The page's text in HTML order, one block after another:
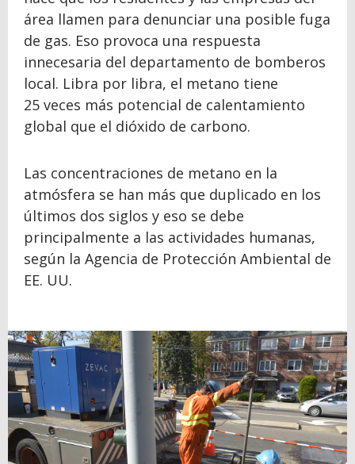
área llamen para denunciar una posible fuga
de gas. Eso provoca una respuesta
innecesaria del departamento de bomberos
local. Libra por libra, el metano tiene
25 veces más potencial de calentamiento
global que el dióxido de carbono.
Las concentraciones de metano en la
atmósfera se han más que duplicado en los
últimos dos siglos y eso se debe
principalmente a las actividades humanas,
según la Agencia de Protección Ambiental de
EE. UU.